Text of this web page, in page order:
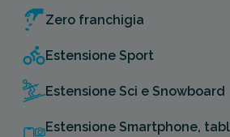
Zero franchigia
Estensione Sport
Estensione Sci e Snowboard
Estensione Smartphone,